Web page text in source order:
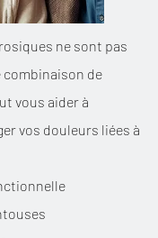
ne sont pas
combinaison de
vous aider à
vos douleurs liées à